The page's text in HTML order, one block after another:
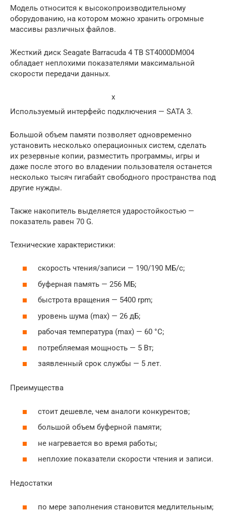
Модель относится к высокопроизводительному
оборудованию, на котором можно хранить огромные
массивы различных файлов.
Жесткий диск Seagate Barracuda 4 TB ST4000DM004
обладает неплохими показателями максимальной
скорости передачи данных.
x
Используемый интерфейс подключения — SATA 3.
Большой объем памяти позволяет одновременно
установить несколько операционных систем, сделать
их резервные копии, разместить программы, игры и
даже после этого во владении пользователя останется
несколько тысяч гигабайт свободного пространства под
другие нужды.
Также накопитель выделяется ударостойкостью —
показатель равен 70 G.
Технические характеристики:
скорость чтения/записи — 190/190 МБ/с;
буферная память — 256 МБ;
быстрота вращения — 5400 rpm;
уровень шума (max) — 26 дБ;
рабочая температура (max) — 60 °C;
потребляемая мощность — 5 Вт;
заявленный срок службы — 5 лет.
Преимущества
стоит дешевле, чем аналоги конкурентов;
большой объем буферной памяти;
не нагревается во время работы;
неплохие показатели скорости чтения и записи.
Недостатки
по мере заполнения становится медлительным;